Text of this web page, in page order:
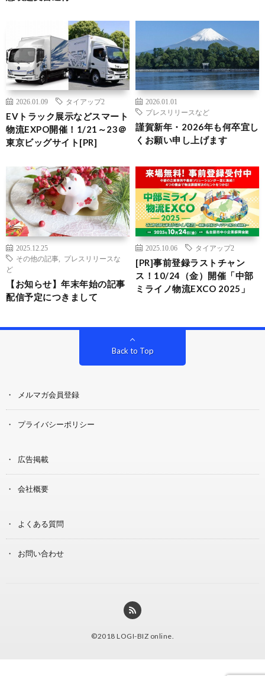
2026.01.09 タイアップ2
EVトラック展示などスマート
物流EXPO開催！1/21～23＠
東京ビッグサイト[PR]
2026.01.01
プレスリリースなど
謹賀新年・2026年も何卒宜し
くお願い申し上げます
2025.12.25
その他の記事
プレスリリースな
ど
【お知らせ】年末年始の記事
配信予定につきまして
2025.10.06 タイアップ2
[PR]事前登録ラストチャン
ス！10/24（金）開催「中部
ミライノ物流EXCO 2025」
Back to Top
メルマガ会員登録
プライバシーポリシー
広告掲載
会社概要
よくある質問
お問い合わせ
©2018 LOGI-BIZ online